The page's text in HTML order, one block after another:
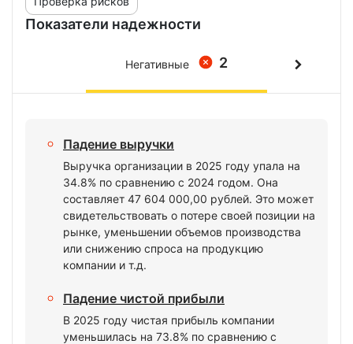
Показатели надежности
2
Негативные
Падение выручки
Выручка организации в 2025 году упала на
34.8% по сравнению с 2024 годом. Она
составляет 47 604 000,00 рублей. Это может
свидетельствовать о потере своей позиции на
рынке, уменьшении объемов производства
или снижению спроса на продукцию
компании и т.д.
Падение чистой прибыли
В 2025 году чистая прибыль компании
уменьшилась на 73.8% по сравнению с